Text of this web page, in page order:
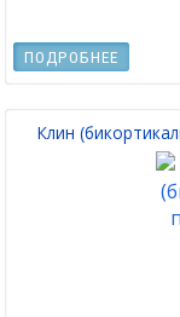
ПОДРОБНЕЕ
Клин